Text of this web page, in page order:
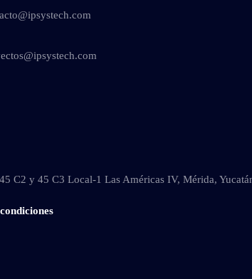
C2 y 45 C3 Local-1 Las Américas IV, Mérida,